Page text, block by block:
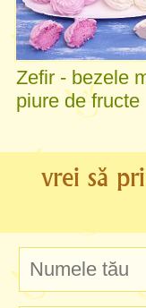
Zefir - bezele
piure de fructe
vrei să